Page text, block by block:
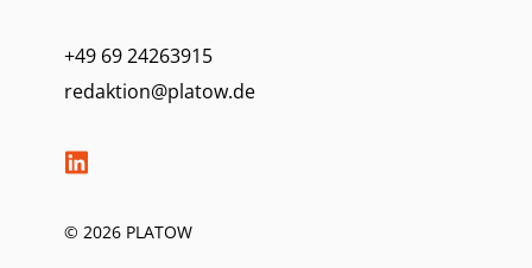
+49 69 24263915
redaktion@platow.de
© 2026 PLATOW